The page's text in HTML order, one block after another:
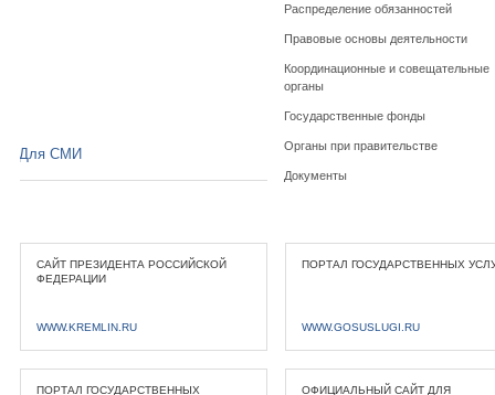
Распределение обязанностей
Правовые основы деятельности
Координационные и совещательные
органы
Государственные фонды
Органы при правительстве
Документы
Для СМИ
САЙТ ПРЕЗИДЕНТА РОССИЙСКОЙ
ФЕДЕРАЦИИ
WWW.KREMLIN.RU
ПОРТАЛ ГОСУДАРСТВЕННЫХ
WWW.GOSUSLUGI.RU
ПОРТАЛ ГОСУДАРСТВЕННЫХ
ОФИЦИАЛЬНЫЙ САЙТ ДЛЯ